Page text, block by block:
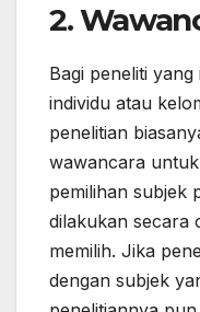
2.
Bagi peneliti
individu atau
penelitian
wawancara
pemilihan subjek
dilakukan secara
memilih. Jika
dengan subjek